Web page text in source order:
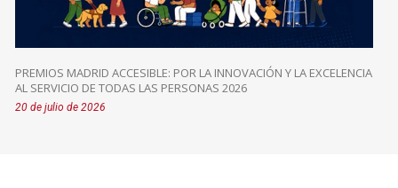
PREMIOS MADRID ACCESIBLE: POR LA INNOVACIÓN Y LA EXCELENCIA
AL SERVICIO DE TODAS LAS PERSONAS 2026
20 de julio de 2026